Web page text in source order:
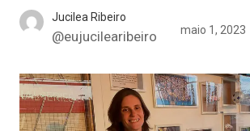
Jucilea Ribeiro
@eujucilearibeiro maio 1, 2023